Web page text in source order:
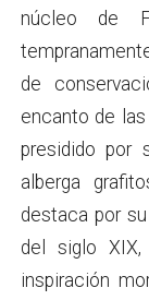
núcleo de
de
encanto de
presidido por
alberga
destaca por
del siglo
inspiración